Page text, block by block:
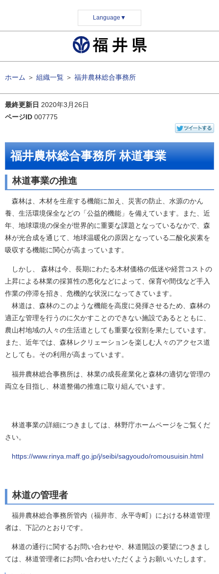
Language ▼
ホーム ＞ 組織一覧 ＞ 福井農林総合事務所
最終更新日 2020年3月26日
ページID 007775
福井農林総合事務所 林道事業
林道事業の推進
森林は、木材を生産する機能に加え、災害の防止、水源のかん
養、生活環境保全などの「公益的機能」を備えています。また、近
年、地球環境の保全が世界的に重要な課題となっているなかで、森
林が光合成を通じて、地球温暖化の原因となっている二酸化炭素を
吸収する機能に関心が高まっています。
しかし、 森林は今、長期にわたる木材価格の低迷や経営コストの
上昇による林業の採算性の悪化などによって、保育や間伐など手入
作業の停滞を招き、危機的な状況になってきています。
林道は、森林のこのような機能を高度に発揮させるため、森林の
適正な管理を行うのに欠かすことのできない施設であるとともに、
農山村地域の人々の生活道としても重要な役割を果たしています。
また、近年では、森林レクリェーションを楽しむ人々のアクセス道
としても。その利用が高まっています。
福井農林総合事務所は、林業の成長産業化と森林の適切な管理の
両立を目指し、林道整備の推進に取り組んでいます。
林道事業の詳細につきましては、林野庁ホームページをご覧くだ
さい。
https://www.rinya.maff.go.jp/j/seibi/sagyoudo/romousuisin.html
林道の管理者
福井農林総合事務所管内（福井市、永平寺町）における林道管理
者は、下記のとおりです。
林道の通行に関するお問い合わせや、林道開設の要望につきまし
ては、林道管理者にお問い合わせいただくようお願いいたします。